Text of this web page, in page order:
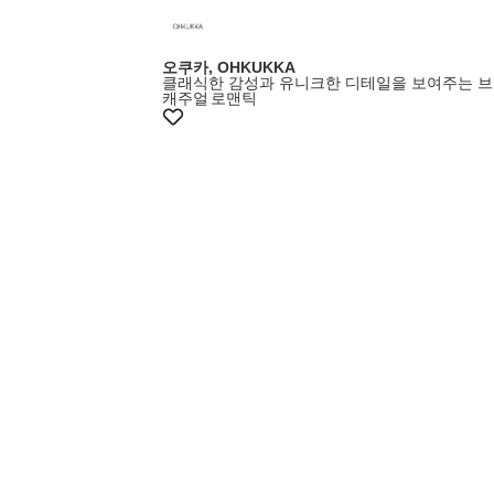
오쿠카, OHKUKKA
클래식한 감성과 유니크한 디테일을 보여주는
캐주얼 로맨틱